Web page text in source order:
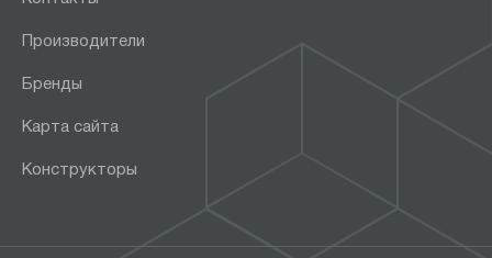
Производители
Бренды
Карта сайта
Конструкторы